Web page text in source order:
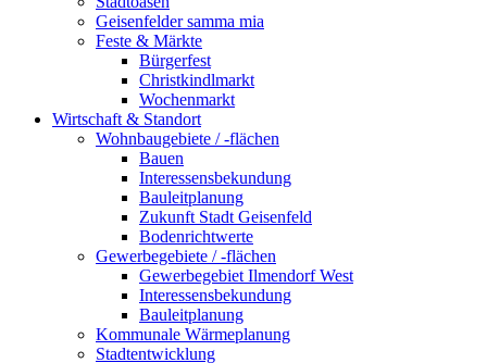
Geisenfelder samma mia
Feste & Märkte
Bürgerfest
Christkindlmarkt
Wochenmarkt
Wirtschaft & Standort
Wohnbaugebiete / -flächen
Bauen
Interessensbekundung
Bauleitplanung
Zukunft Stadt Geisenfeld
Bodenrichtwerte
Gewerbegebiete / -flächen
Gewerbegebiet Ilmendorf West
Interessensbekundung
Bauleitplanung
Kommunale Wärmeplanung
Stadtentwicklung